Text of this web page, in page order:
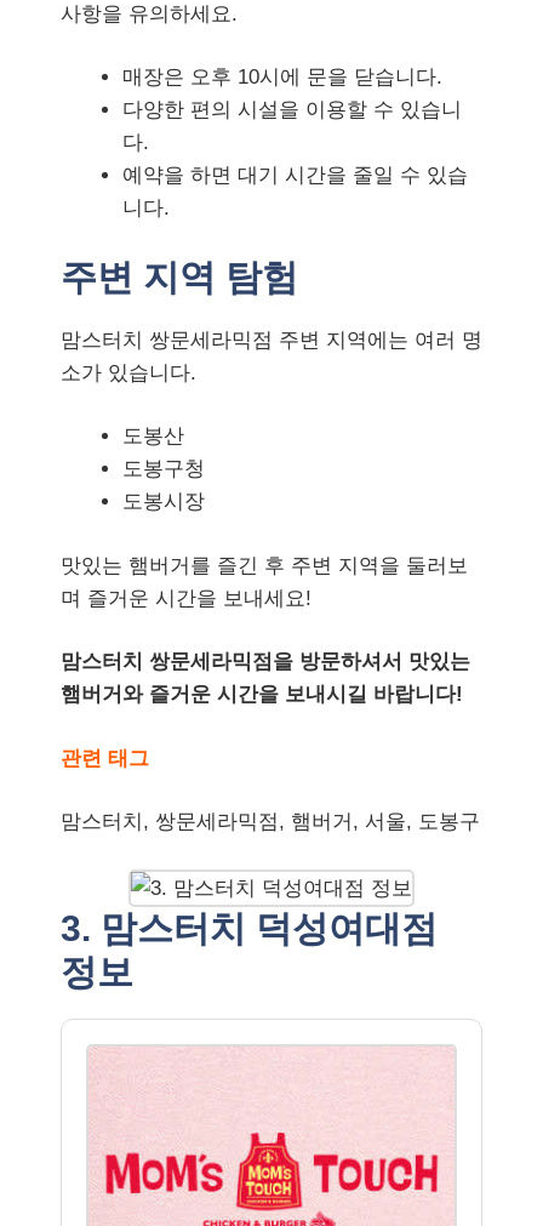
사항을 유의하세요.
매장은 오후 10시에 문을 닫습니다.
다양한 편의 시설을 이용할 수 있습니
다.
예약을 하면 대기 시간을 줄일 수 있습
니다.
주변 지역 탐험
맘스터치 쌍문세라믹점 주변 지역에는 여러 명
소가 있습니다.
도봉산
도봉구청
도봉시장
맛있는 햄버거를 즐긴 후 주변 지역을 둘러보
며 즐거운 시간을 보내세요!
맘스터치 쌍문세라믹점을 방문하셔서 맛있는
햄버거와 즐거운 시간을 보내시길 바랍니다!
관련 태그
맘스터치, 쌍문세라믹점, 햄버거, 서울, 도봉구
3. 맘스터치 덕성여대점
정보